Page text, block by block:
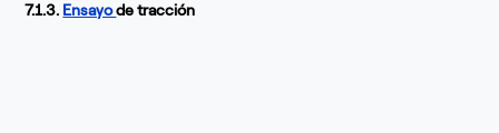
7.1.3. Ensayode tracción